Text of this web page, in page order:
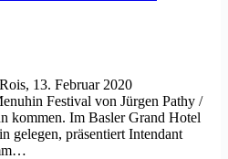
13. Februar 2020
Festival von Jürgen Pathy /
kommen. Im Basler Grand Hotel
gelegen, präsentiert Intendant